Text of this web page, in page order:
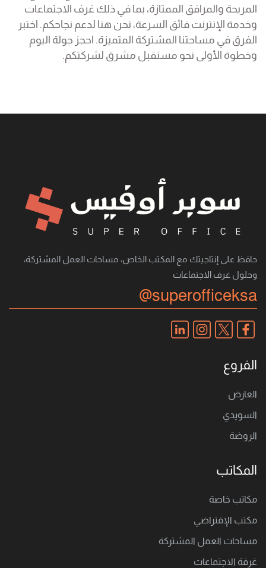
المريحة والمرافق الممتازة، بما في ذلك غرف الاجتماعات
وخدمة الإنترنت فائق السرعة، نحن هنا لدعم نجاحكم. اختبر
الفرق في مساحتنا المشتركة المتميزة. احجز جولة اليوم
وخطوة الأولى نحو مستقبل مشرق لشركتكم.
حافظ على إنتاجيتك مع المكتب الخاص، مساحات العمل المشتركة،
وحلول غرف الاجتماعات
@superofficeksa
الفروع
العارض
السويدي
الروضة
المكاتب
مكاتب خاصة
مكتب اﻹفتراضي
مساحات العمل المشتركة
غرفة الاجتماعات